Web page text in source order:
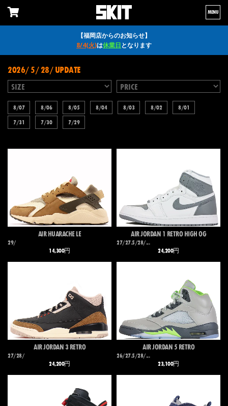
【福岡店からのお知らせ】
8/4(火)は休業日となります
MENU
2026/ 5/ 28/ UPDATE
8/07 8/06 8/05 8/04 8/03 8/02 8/01
7/31 7/30 7/29
AIR HUARACHE LE
29/
14,300円
AIR JORDAN 1 RETRO HIGH OG
27/27.5/28/...
24,200円
AIR JORDAN 3 RETRO
27/28/
24,200円
AIR JORDAN 5 RETRO
26/27.5/28/...
23,100円